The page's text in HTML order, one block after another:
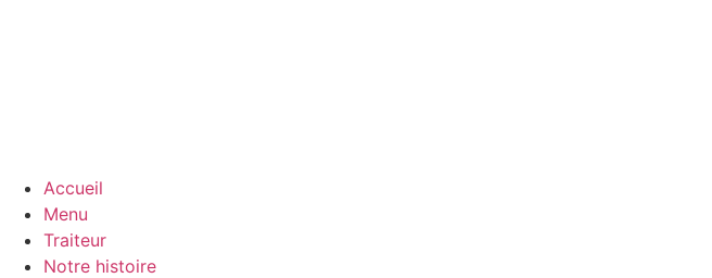
Accueil
Menu
Traiteur
Notre histoire